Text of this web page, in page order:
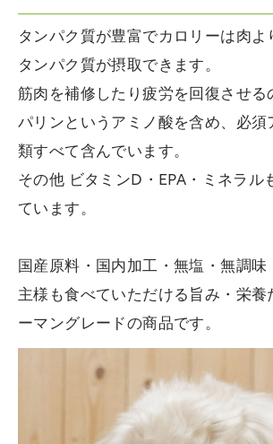
タンパク質が豊富でカロリーは肉よ
タンパク質が摂取できます。
筋肉を補修したり疲労を回復させる
パリンというアミノ酸を含め、必須
類すべて含んでいます。
その他 ビタミンD・EPA・ミネラル
ています。
国産原料・国内加工・無塩・無調味
主様も食べていただける旨み・栄養
ーマングレードの商品です。